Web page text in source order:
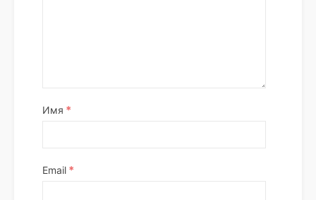
Имя *
Email *